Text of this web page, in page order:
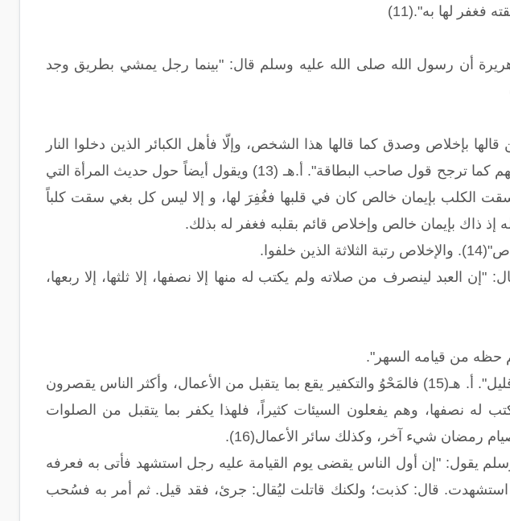
لها به".(11)
أن رسول الله صلى الله عليه وسلم قال: "بينما رجل يمشي بطريق وجد
بإخلاص وصدق كما قالها هذا الشخص، وإلّا فأهل الكبائر الذين دخلوا النار
كلهم كانوا يقولون لا اله إلا الله، ولم يترجح قولهم على سيئاتهم كما ترجح قول صاحب البطاقة". أ.هـ (13) ويقول أيضاً حول حديث المرأة التي
الكلب بإيمان خالص كان في قلبها فغُفِرَ لها، و إلا ليس كل بغي سقت كلباً
ذاك بإيمان خالص وإخلاص قائم بقلبه فغفر له بذلك.
خلفوا.
العبد لينصرف من صلاته ولم يكتب له منها إلا نصفها، إلا ثلثها، إلا ربعها،
من قيامه السهر".
وقيل لبعض السلف: "الحاج كثير" فقال: "الداج كثير، والحاج قليل". أ. هـ(15) فالمَحْوُ والتكفير يقع بما يتقبل من الأعمال، وأكثر الناس يقصرون
نصفها، وهم يفعلون السيئات كثيراً، فلهذا يكفر بما يتقبل من الصلوات
رمضان شيء آخر، وكذلك سائر الأعمال(16).
يقول: "إن أول الناس يقضى يوم القيامة عليه رجل استشهد فأتى به فعرفه
استشهدت. قال: كذبت؛ ولكنك قاتلت ليُقال: جرئ، فقد قيل. ثم أمر به فسُحب